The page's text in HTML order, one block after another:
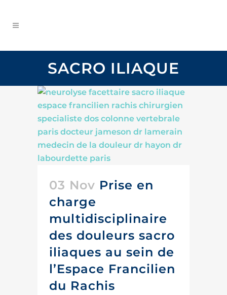
SACRO ILIAQUE
03 Nov Prise en
charge
multidisciplinaire
des douleurs sacro
iliaques au sein de
l’Espace Francilien
du Rachis